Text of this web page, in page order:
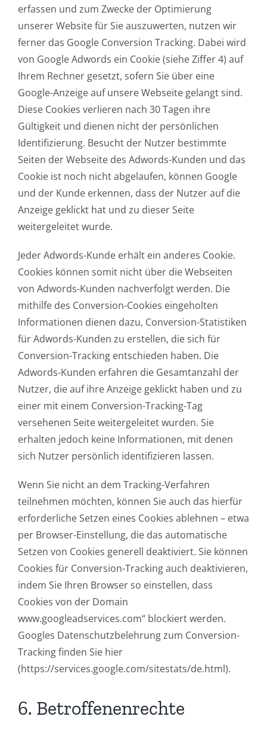
erfassen und zum Zwecke der Optimierung
unserer Website für Sie auszuwerten, nutzen wir
ferner das Google Conversion Tracking. Dabei wird
von Google Adwords ein Cookie (siehe Ziffer 4) auf
Ihrem Rechner gesetzt, sofern Sie über eine
Google-Anzeige auf unsere Webseite gelangt sind.
Diese Cookies verlieren nach 30 Tagen ihre
Gültigkeit und dienen nicht der persönlichen
Identifizierung. Besucht der Nutzer bestimmte
Seiten der Webseite des Adwords-Kunden und das
Cookie ist noch nicht abgelaufen, können Google
und der Kunde erkennen, dass der Nutzer auf die
Anzeige geklickt hat und zu dieser Seite
weitergeleitet wurde.
Jeder Adwords-Kunde erhält ein anderes Cookie.
Cookies können somit nicht über die Webseiten
von Adwords-Kunden nachverfolgt werden. Die
mithilfe des Conversion-Cookies eingeholten
Informationen dienen dazu, Conversion-Statistiken
für Adwords-Kunden zu erstellen, die sich für
Conversion-Tracking entschieden haben. Die
Adwords-Kunden erfahren die Gesamtanzahl der
Nutzer, die auf ihre Anzeige geklickt haben und zu
einer mit einem Conversion-Tracking-Tag
versehenen Seite weitergeleitet wurden. Sie
erhalten jedoch keine Informationen, mit denen
sich Nutzer persönlich identifizieren lassen.
Wenn Sie nicht an dem Tracking-Verfahren
teilnehmen möchten, können Sie auch das hierfür
erforderliche Setzen eines Cookies ablehnen – etwa
per Browser-Einstellung, die das automatische
Setzen von Cookies generell deaktiviert. Sie können
Cookies für Conversion-Tracking auch deaktivieren,
indem Sie Ihren Browser so einstellen, dass
Cookies von der Domain
www.googleadservices.com“ blockiert werden.
Googles Datenschutzbelehrung zum Conversion-
Tracking finden Sie hier
(https://services.google.com/sitestats/de.html).
6. Betroffenenrechte